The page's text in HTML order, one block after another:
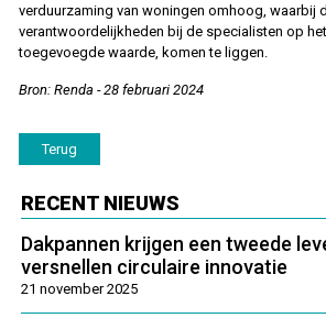
verduurzaming van woningen omhoog, waarbij
verantwoordelijkheden bij de specialisten op
toegevoegde waarde, komen te liggen.
Bron: Renda - 28 februari 2024
Terug
RECENT NIEUWS
Dakpannen krijgen een tweede
versnellen circulaire innovatie
21 november 2025